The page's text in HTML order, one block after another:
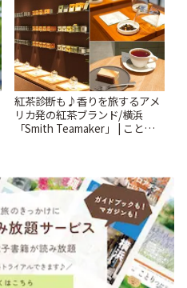
紅茶診断も♪香りを旅するアメ
リカ発の紅茶ブランド/横浜
「Smith Teamaker」 | ことりっ